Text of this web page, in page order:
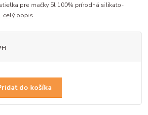
pre mačky 5l 100% prírodná silikato-
celý popis
do košíka